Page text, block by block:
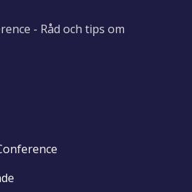
- Råd och tips om